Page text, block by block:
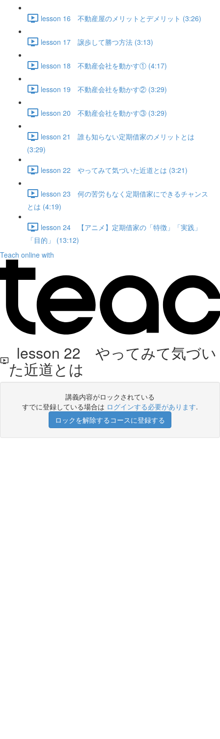
lesson 16 不動産屋のメリットとデメリット (3:26)
lesson 17 譲歩して勝つ方法 (3:13)
lesson 18 不動産会社を動かす① (4:17)
lesson 19 不動産会社を動かす② (3:29)
lesson 20 不動産会社を動かす③ (3:29)
lesson 21 誰も知らない定期借家のメリットとは
(3:29)
lesson 22 やってみて気づいた近道とは (3:21)
lesson 23 何の苦労もなく定期借家にできるチャンス
とは (4:19)
lesson 24 【アニメ】定期借家の「特徴」「実践」
「目的」 (13:12)
Teach online with
lesson 22 やってみて気づい
た近道とは
講義内容がロックされている
すでに登録している場合は ログインする必要があります.
ロックを解除するコースに登録する